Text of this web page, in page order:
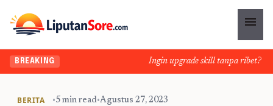
menu
BREAKING Ingin upgrade skill tanpa ribet?
BERITA •5 min read•Agustus 27, 2023